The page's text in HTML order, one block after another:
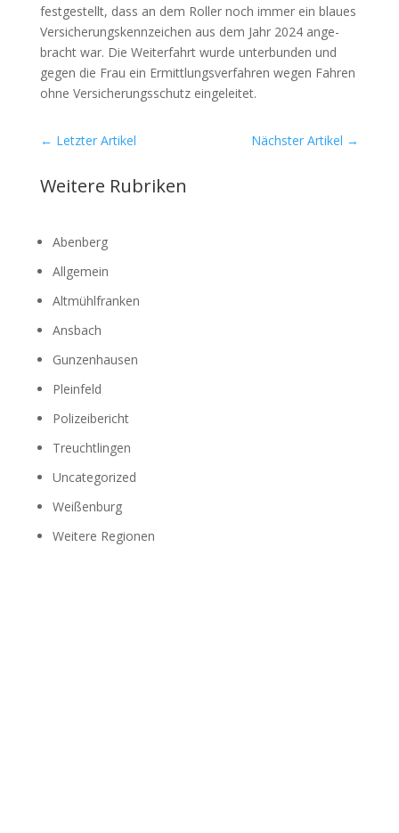
fest­ge­stellt, dass an dem Rol­ler noch immer ein blau­es
Ver­si­che­rungs­kenn­zei­chen aus dem Jahr 2024 ange­
bracht war. Die Wei­ter­fahrt wur­de unter­bun­den und
gegen die Frau ein Ermitt­lungs­ver­fah­ren wegen Fah­ren
ohne Ver­si­che­rungs­schutz ein­ge­lei­tet.
← Letzter Artikel Nächster Artikel →
Weitere Rubriken
Abenberg
Allgemein
Altmühlfranken
Ansbach
Gunzenhausen
Pleinfeld
Polizeibericht
Treuchtlingen
Uncategorized
Weißenburg
Weitere Regionen